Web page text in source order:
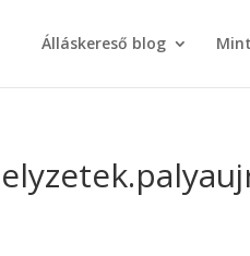
Álláskereső blog